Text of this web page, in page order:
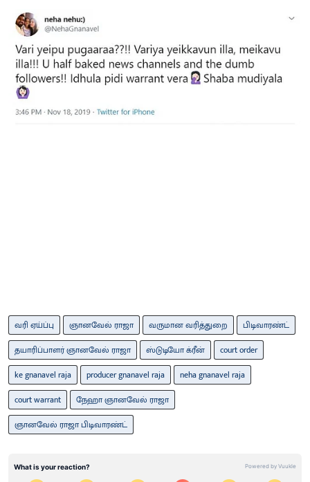
வரி ஏய்ப்பு ஞானவேல் ராஜா வருமான வரித்துறை
பிடிவாரண்ட்
தயாரிப்பாளர் ஞானவேல் ராஜா
ஸ்டுடியோ க்ரீன்
court order
ke gnanavel raja
producer gnanavel raja
neha gnanavel raja
court warrant
நேஹா ஞானவேல் ராஜா
ஞானவேல் ராஜா பிடிவாரண்ட்